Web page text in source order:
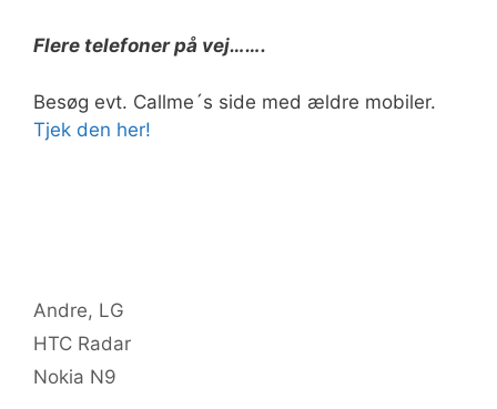
Flere telefoner på vej…….
Besøg evt. Callme´s side med ældre mobiler.
Tjek den her!
Kategorier
Andre, LG
HTC Radar
Nokia N9